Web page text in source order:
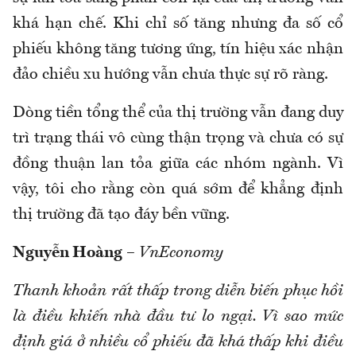
khá hạn chế. Khi chỉ số tăng nhưng đa số cổ
phiếu không tăng tương ứng, tín hiệu xác nhận
đảo chiều xu hướng vẫn chưa thực sự rõ ràng.
Dòng tiền tổng thể của thị trường vẫn đang duy
trì trạng thái vô cùng thận trọng và chưa có sự
đồng thuận lan tỏa giữa các nhóm ngành. Vì
vậy, tôi cho rằng còn quá sớm để khẳng định
thị trường đã tạo đáy bền vững.
Nguyễn Hoàng – VnEconomy
Thanh khoản rất thấp trong diễn biến phục hồi
là điều khiến nhà đầu tư lo ngại. Vì sao mức
định giá ở nhiều cổ phiếu đã khá thấp khi điều